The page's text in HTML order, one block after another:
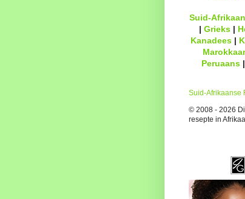
Suid-
| Grieks|
Kanadees|
Peruaans|
Suid-Afrikaanse
© 2008 - 2026
resepte in